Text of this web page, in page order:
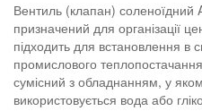
Вентиль (клапан)
призначений для організації
підходить для встановлення в
промислового
сумісний з обладнанням, у
використовується вода або